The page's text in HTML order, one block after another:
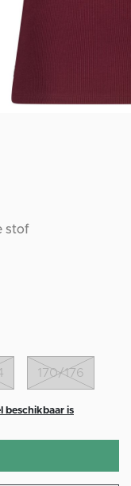
stof
170/176
beschikbaar is